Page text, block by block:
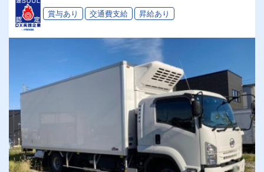
賞与あり 交通費支給 昇給あり